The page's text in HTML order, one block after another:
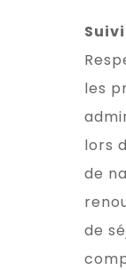
les
lors
de
de